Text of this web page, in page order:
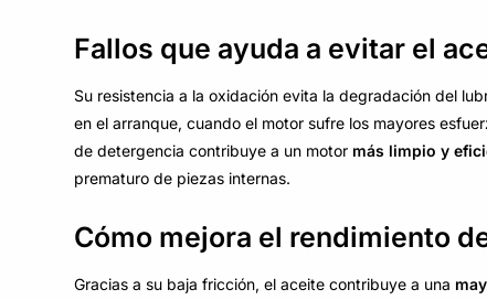
Fallos que ayuda a evitar el
Su resistencia a la oxidación evita la degradación del
en el arranque, cuando el motor sufre los mayores
de detergencia contribuye a un motor más limpio y
prematuro de piezas internas.
Cómo mejora el rendimiento
Gracias a su baja fricción, el aceite contribuye a una